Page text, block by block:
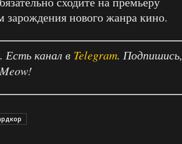
зарождения нового жанра кино.
Есть канал в Telegram. Подпишись,
Meow!